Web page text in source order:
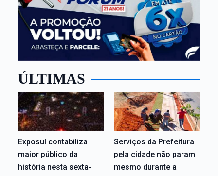
ÚLTIMAS
Exposul contabiliza
maior público da
história nesta sexta-
Serviços da Prefeitura
pela cidade não param
mesmo durante a